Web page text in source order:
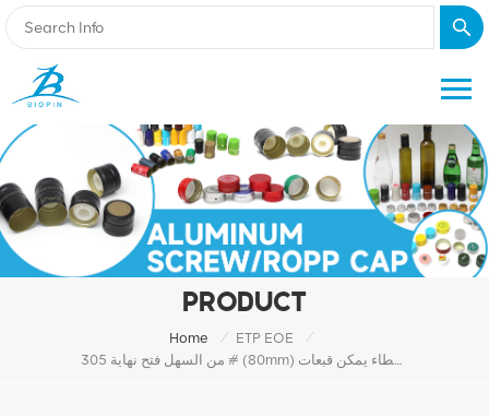
PRODUCT
Home / ETP EOE
/
من السهل فتح نهاية 305 # (80mm) غطاء صفيح للأغذية والمشروبات غطاء يمكن قبعات